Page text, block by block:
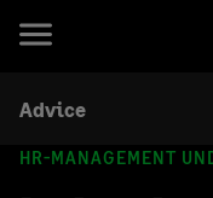
Advice
HR-MANAGEMENT